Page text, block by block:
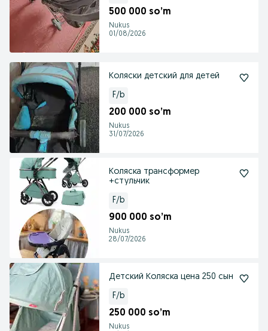
500 000 so’m
Nukus
01/08/2026
Коляски детский для детей
F/b
200 000 so’m
Nukus
31/07/2026
Коляска трансформер
+стульчик
F/b
900 000 so’m
Nukus
28/07/2026
Детский Коляска цена 250 сын
F/b
250 000 so’m
Nukus